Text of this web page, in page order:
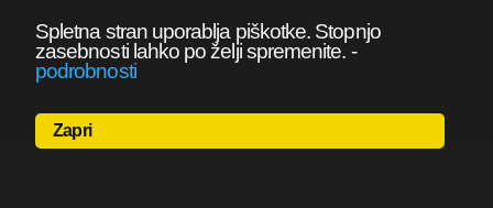
Spletna stran uporablja piškotke. Stopnjo
zasebnosti lahko po želji spremenite. -
podrobnosti
Zapri